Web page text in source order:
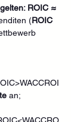
ROIC ≈
(ROIC
an;